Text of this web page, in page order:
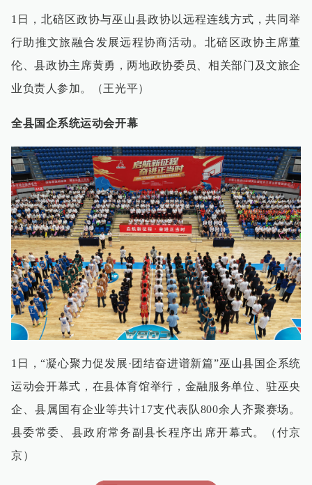
1日，北碚区政协与巫山县政协以远程连线方式，共同举
行助推文旅融合发展远程协商活动。北碚区政协主席董
伦、县政协主席黄勇，两地政协委员、相关部门及文旅企
业负责人参加。（王光平）
全县国企系统运动会开幕
1日，“凝心聚力促发展·团结奋进谱新篇”巫山县国企系统
运动会开幕式，在县体育馆举行，金融服务单位、驻巫央
企、县属国有企业等共计17支代表队800余人齐聚赛场。
县委常委、县政府常务副县长程序出席开幕式。（付京
京）